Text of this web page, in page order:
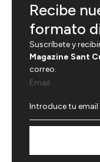
Recibe
formato
Suscríbete y
Magazine Sant
correo.
Email